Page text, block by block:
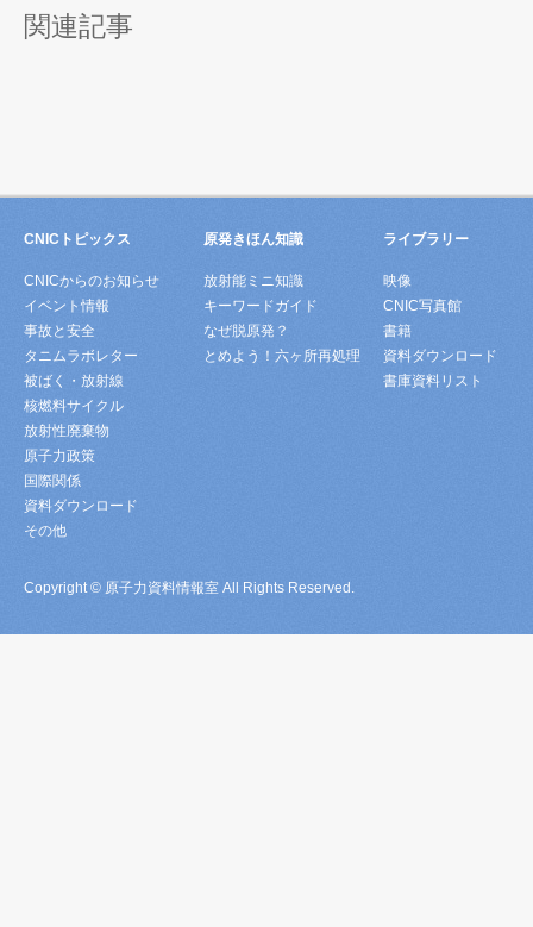
関連記事
CNICトピックス
CNICからのお知らせ
イベント情報
事故と安全
タニムラボレター
被ばく・放射線
核燃料サイクル
放射性廃棄物
原子力政策
国際関係
資料ダウンロード
その他
原発きほん知識
放射能ミニ知識
キーワードガイド
なぜ脱原発？
とめよう！六ヶ所再処理
ライブラリー
映像
CNIC写真館
書籍
資料ダウンロード
書庫資料リスト
Copyright © 原子力資料情報室 All Rights Reserved.